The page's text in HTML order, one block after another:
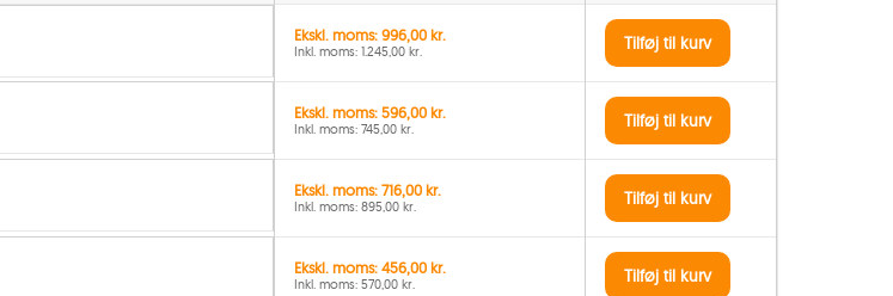
Ekskl. moms: 996,00 kr.
Inkl. moms: 1.245,00 kr. Tilføj til kurv
Ekskl. moms: 596,00 kr.
Inkl. moms: 745,00 kr. Tilføj til kurv
Ekskl. moms: 716,00 kr.
Inkl. moms: 895,00 kr. Tilføj til kurv
Ekskl. moms: 456,00 kr.
Inkl. moms: 570,00 kr. Tilføj til kurv